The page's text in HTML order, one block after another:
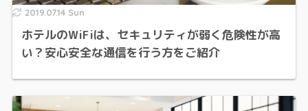
2019.07.14 Sun
ホテルのWiFiは、セキュリティが弱く危険性が高
い？安心安全な通信を行う方をご紹介